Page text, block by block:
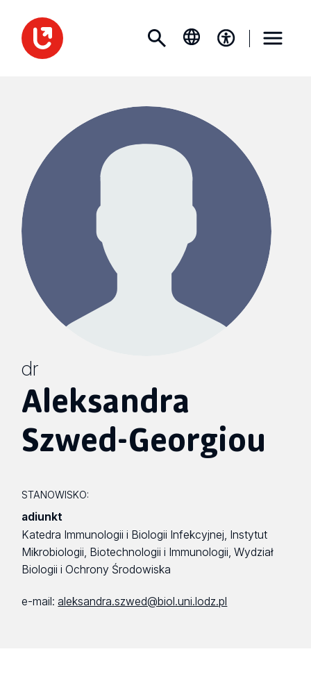
dr
Aleksandra
Szwed-Georgiou
STANOWISKO:
adiunkt
Katedra Immunologii i Biologii Infekcyjnej, Instytut
Mikrobiologii, Biotechnologii i Immunologii, Wydział
Biologii i Ochrony Środowiska
e-mail:aleksandra.szwed@biol.uni.lodz.pl